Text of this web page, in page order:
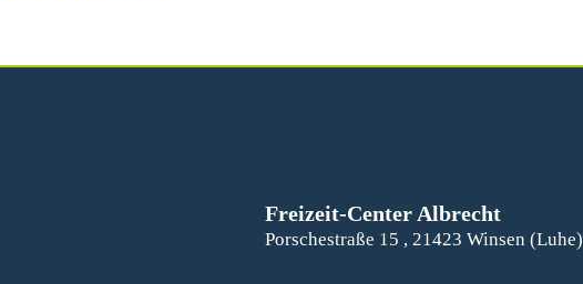
Freizeit-Center Albrecht
Porschestraße 15 , 21423 Winsen (Luhe)